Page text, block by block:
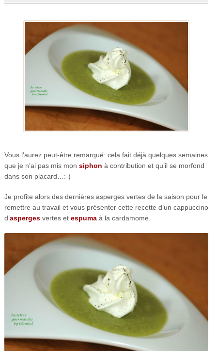
Vous l’aurez peut-être remarqué: cela fait déjà quelques semaines
que je n’ai pas mis mon siphon à contribution et qu’il se morfond
dans son placard…:-)
Je profite alors des dernières asperges vertes de la saison pour le
remettre au travail et vous présenter cette recette d’un cappuccino
d’aspergesvertes et espumaà la cardamome.